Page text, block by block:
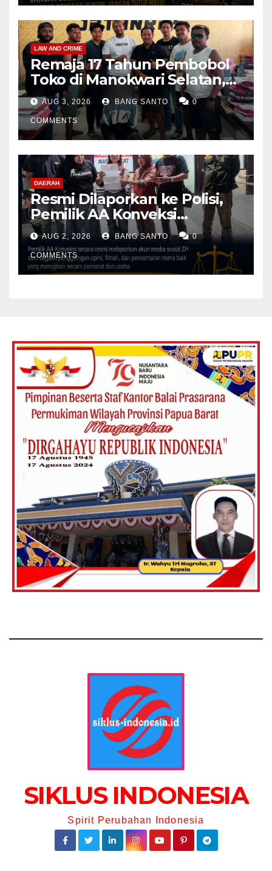
LAW AND CRIME
Remaja 17 Tahun Pembobol
Toko di Manokwari Selatan,
Akhirnya Diamankan Tim
Jatanras Polda Papua Barat
AUG 3, 2026 BANG SANTO 0
COMMENTS
DAERAH
Resmi Dilaporkan ke Polisi,
Pemilik AA Konveksi
Didampingi Tim Advokat
Lentera Netizen Indonesia (L-
NET-ID)
AUG 2, 2026 BANG SANTO 0
COMMENTS
SIKLUS INDONESIA
Spirit Perubahan Indonesia